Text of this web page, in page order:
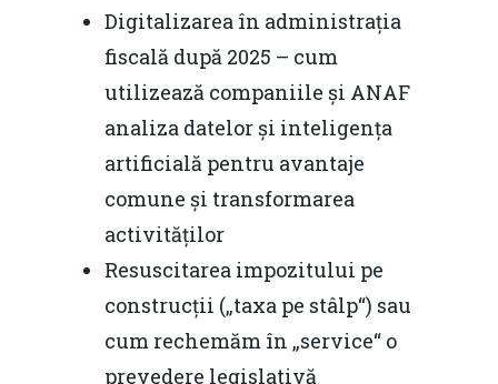
Digitalizarea în administrația
fiscală după 2025 – cum
utilizează companiile și ANAF
analiza datelor și inteligența
artificială pentru avantaje
comune și transformarea
activităților
Resuscitarea impozitului pe
construcții („taxa pe stâlp“) sau
cum rechemăm în „service“ o
prevedere legislativă